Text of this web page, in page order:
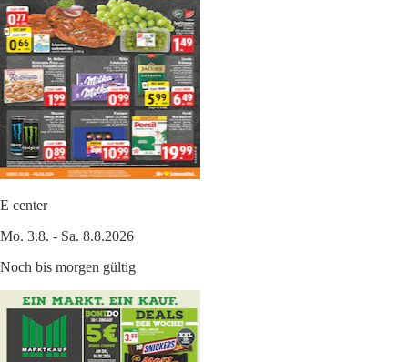
E center
Mo. 3.8. - Sa. 8.8.2026
Noch bis morgen gültig